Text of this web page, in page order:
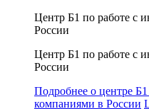
Центр Б1 по работе с
России
Центр Б1 по работе с
России
Подробнее о центре
компаниями в России